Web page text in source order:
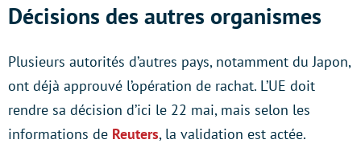
Décisions des autres organismes
Plusieurs autorités d’autres pays, notamment du Japon,
ont déjà approuvé l’opération de rachat. L’UE doit
rendre sa décision d’ici le 22 mai, mais selon les
informations de Reuters, la validation est actée.